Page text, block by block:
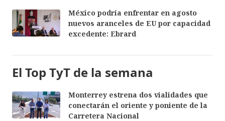
México podría enfrentar en agosto
nuevos aranceles de EU por capacidad
excedente: Ebrard
El Top TyT de la semana
Monterrey estrena dos vialidades que
conectarán el oriente y poniente de la
Carretera Nacional